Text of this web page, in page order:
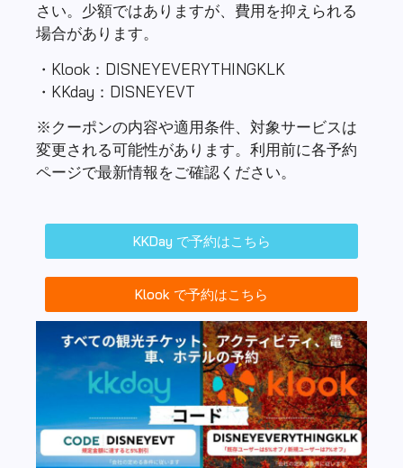
さい。少額ではありますが、費用を抑えられる
場合があります。
・Klook：DISNEYEVERYTHINGKLK
・KKday：DISNEYEVT
※クーポンの内容や適用条件、対象サービスは
変更される可能性があります。利用前に各予約
ページで最新情報をご確認ください。
KKDay で予約はこちら
Klook で予約はこちら